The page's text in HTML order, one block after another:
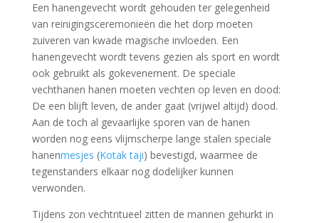
Een hanengevecht wordt gehouden ter gelegenheid
van reinigingsceremonieën die het dorp moeten
zuiveren van kwade magische invloeden. Een
hanengevecht wordt tevens gezien als sport en wordt
ook gebruikt als gokevenement. De speciale
vechthanen hanen moeten vechten op leven en dood:
De een blijft leven, de ander gaat (vrijwel altijd) dood.
Aan de toch al gevaarlijke sporen van de hanen
worden nog eens vlijmscherpe lange stalen speciale
hanenmesjes (Kotak taji) bevestigd, waarmee de
tegenstanders elkaar nog dodelijker kunnen
verwonden.
Tijdens zon vechtritueel zitten de mannen gehurkt in